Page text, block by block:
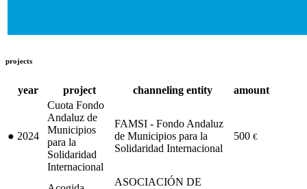
projects
year project channeling entity amount
● 2024
Cuota Fondo
Andaluz de
Municipios
para la
Solidaridad
Internacional
FAMSI - Fondo Andaluz
de Municipios para la
Solidaridad Internacional
500 €
ASOCIACIÓN DE